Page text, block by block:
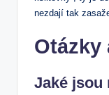
nezdají tak
Otázky
Jaké jsou